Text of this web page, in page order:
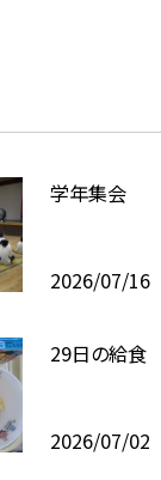
学年集会
2026/07/16
29日の給食
2026/07/02